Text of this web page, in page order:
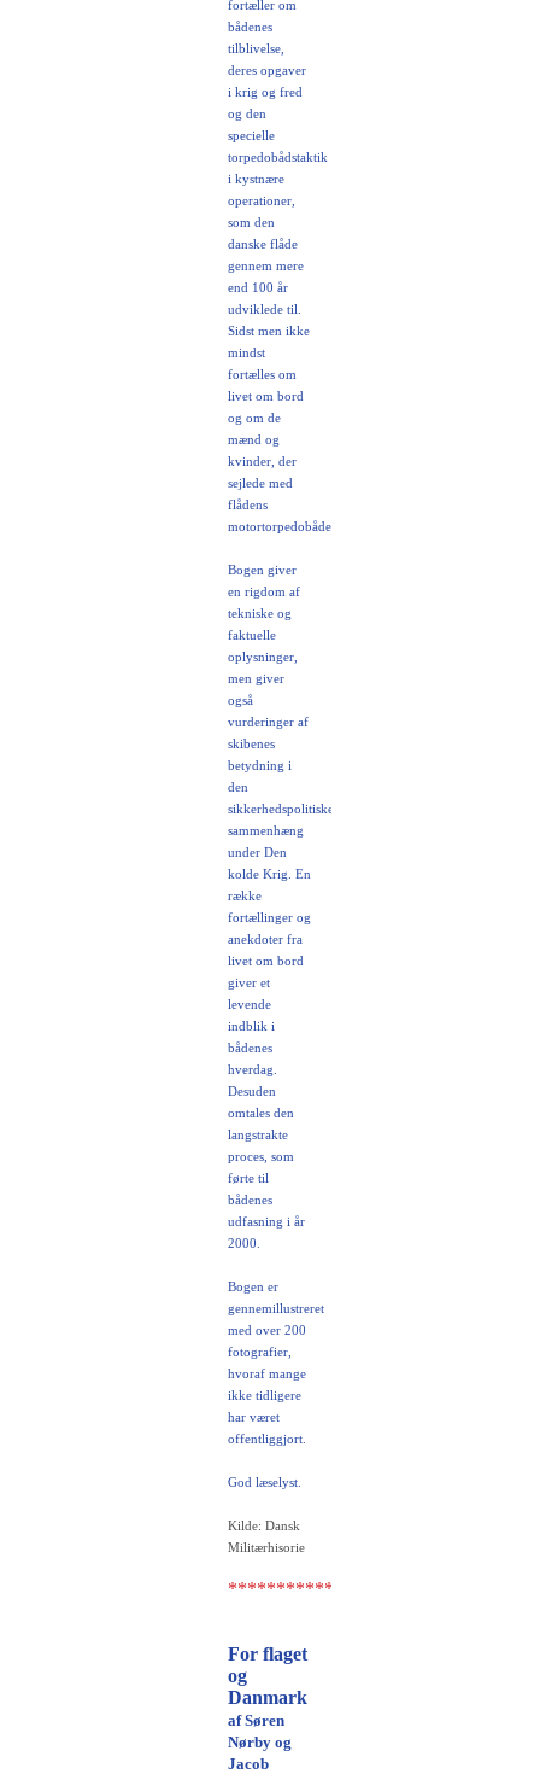
fortæller om
bådenes
tilblivelse,
deres opgaver
i krig og fred
og den
specielle
torpedobådstaktik
i kystnære
operationer,
som den
danske flåde
gennem mere
end 100 år
udviklede til.
Sidst men ikke
mindst
fortælles om
livet om bord
og om de
mænd og
kvinder, der
sejlede med
flådens
motortorpedobåde.
Bogen giver
en rigdom af
tekniske og
faktuelle
oplysninger,
men giver
også
vurderinger af
skibenes
betydning i
den
sikkerhedspolitiske
sammenhæng
under Den
kolde Krig. En
række
fortællinger og
anekdoter fra
livet om bord
giver et
levende
indblik i
bådenes
hverdag.
Desuden
omtales den
langstrakte
proces, som
førte til
bådenes
udfasning i år
2000.
Bogen er
gennemillustreret
med over 200
fotografier,
hvoraf mange
ikke tidligere
har været
offentliggjort.
God læselyst.
Kilde: Dansk
Militærhisorie
For flaget
og
Danmark
af Søren
Nørby og
Jacob